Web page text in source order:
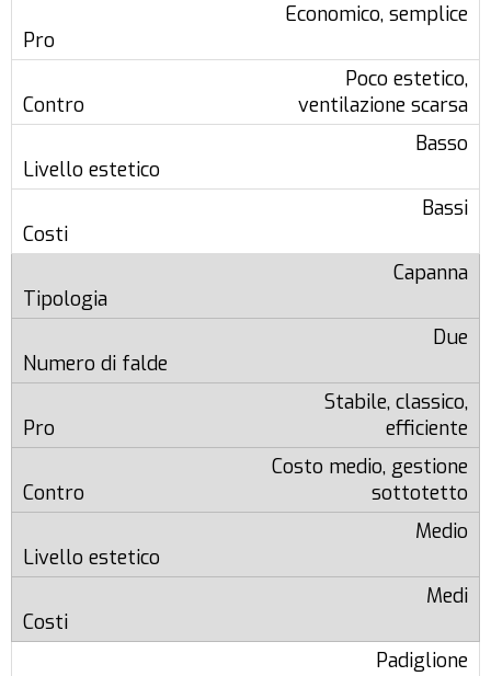
Economico, semplice
Poco estetico,
ventilazione scarsa
Basso
Bassi
Capanna
Due
Stabile, classico,
efficiente
Costo medio, gestione
sottotetto
Medio
Medi
Padiglione